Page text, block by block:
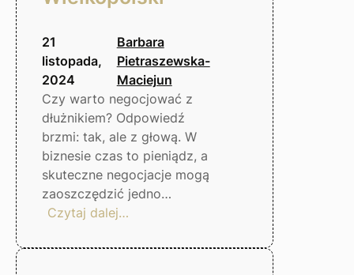
21
listopada,
2024
Barbara
Pietraszewska-
Maciejun
Czy warto negocjować z
dłużnikiem? Odpowiedź
brzmi: tak, ale z głową. W
biznesie czas to pieniądz, a
skuteczne negocjacje mogą
zaoszczędzić jedno…
Czytaj dalej…
z